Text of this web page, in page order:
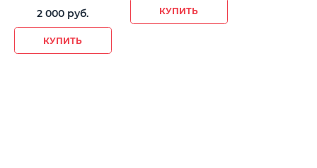
2 000 руб.
КУПИТЬ
КУПИТЬ